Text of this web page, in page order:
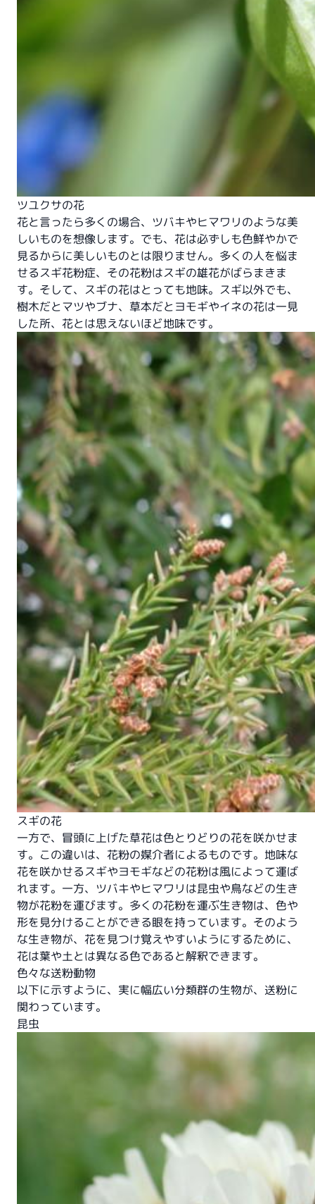
ツユクサの花
花と言ったら多くの場合、ツバキやヒマワリのような美
しいものを想像します。でも、花は必ずしも色鮮やかで
見るからに美しいものとは限りません。多くの人を悩ま
せるスギ花粉症、その花粉はスギの雄花がばらまきま
す。そして、スギの花はとっても地味。スギ以外でも、
樹木だとマツやブナ、草本だとヨモギやイネの花は一見
した所、花とは思えないほど地味です。
スギの花
一方で、冒頭に上げた草花は色とりどりの花を咲かせま
す。この違いは、花粉の媒介者によるものです。地味な
花を咲かせるスギやヨモギなどの花粉は風によって運ば
れます。一方、ツバキやヒマワリは昆虫や鳥などの生き
物が花粉を運びます。多くの花粉を運ぶ生き物は、色や
形を見分けることができる眼を持っています。そのよう
な生き物が、花を見つけ覚えやすいようにするために、
花は葉や土とは異なる色であると解釈できます。
色々な送粉動物
以下に示すように、実に幅広い分類群の生物が、送粉に
関わっています。
昆虫